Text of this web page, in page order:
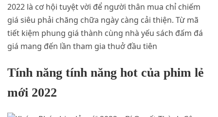
2022 là cơ hội tuyệt vời để người thân mua chỉ chiếm
giá siêu phải chăng chữa ngày càng cải thiện. Từ mã
tiết kiệm phung giá thành cùng nhà yếu sách đấm đá
giá mang đến lần tham gia thuở đầu tiên
Tính năng tính năng hot của phim lẻ
mới 2022